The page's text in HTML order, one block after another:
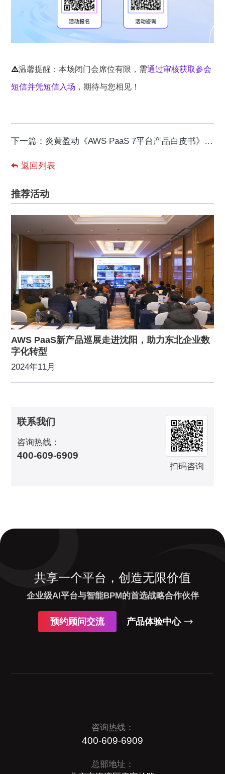
⚠️ 温馨提醒‌：本场闭门会席位有限，需通过审核获取参会
短信并凭短信入场 ，期待与您相见！
下一篇： 炎黄盈动《AWS PaaS 7平台产品白皮书》 正式发布（附PDF下载）
返回列表
推荐活动
AWS PaaS新产品巡展走进沈阳，助力东北企业数
字化转型
2024年11月
联系我们
咨询热线：
400-609-6909
扫码咨询
共享一个平台，创造无限价值
企业级AI平台与智能BPM的首选战略合作伙伴
预约顾问交流 产品体验中心
咨询热线：
400-609-6909
总部地址：